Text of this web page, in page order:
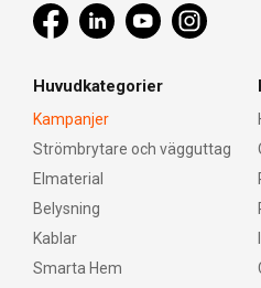
Huvudkategorier
Kampanjer
Strömbrytare och vägguttag
Elmaterial
Belysning
Kablar
Smarta Hem